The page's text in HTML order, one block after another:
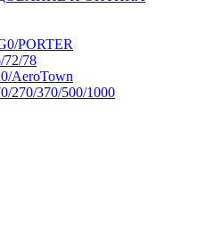
PORTER
78
AeroTown
370/500/1000